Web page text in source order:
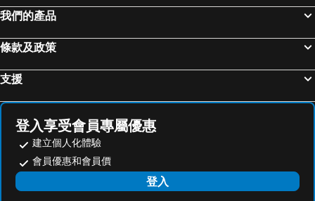
我們的產品
條款及政策
支援
登入享受會員專屬優惠
建立個人化體驗
會員優惠和會員價
登入